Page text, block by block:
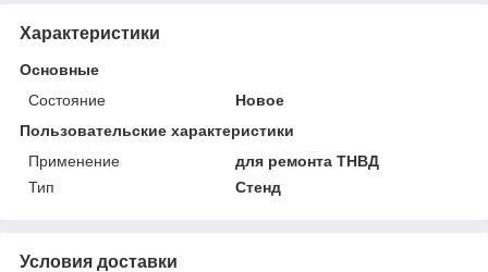
Характеристики
Основные
Состояние
Новое
Пользовательские характеристики
Применение
для ремонта ТНВД
Тип
Стенд
Условия доставки